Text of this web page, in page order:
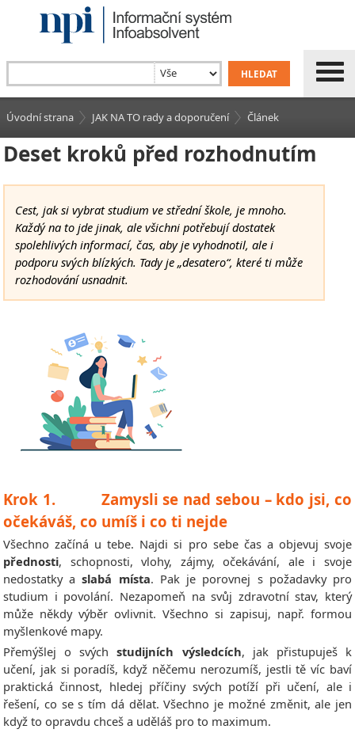
Úvodní strana JAK NA TO rady a doporučení Článek
Deset kroků před rozhodnutím
Cest, jak si vybrat studium ve střední škole, je mnoho.
Každý na to jde jinak, ale všichni potřebují dostatek
spolehlivých informací, čas, aby je vyhodnotil, ale i
podporu svých blízkých. Tady je „desatero“, které ti může
rozhodování usnadnit.
Krok 1. Zamysli se nad sebou – kdo jsi, co
očekáváš, co umíš i co ti nejde
Všechno začíná u tebe. Najdi si pro sebe čas a objevuj svoje
přednosti, schopnosti, vlohy, zájmy, očekávání, ale i svoje
nedostatky aslabá místa. Pak je porovnej s požadavky pro
studium i povolání. Nezapomeň na svůj zdravotní stav, který
může někdy výběr ovlivnit. Všechno si zapisuj, např. formou
myšlenkové mapy.
Přemýšlej o svýchstudijních výsledcích, jak přistupuješ k
učení, jak si poradíš, když něčemu nerozumíš, jestli tě víc baví
praktická činnost, hledej příčiny svých potíží při učení, ale i
řešení, co se s tím dá dělat. Všechno je možné změnit, ale jen
když to opravdu chceš a uděláš pro to maximum.